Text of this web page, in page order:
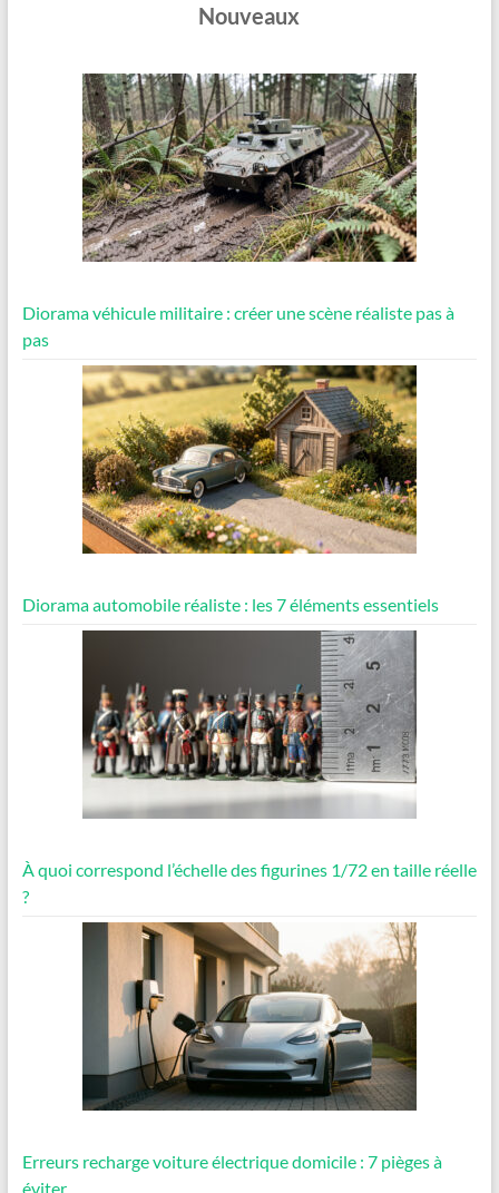
Nouveaux
Diorama véhicule militaire : créer une scène réaliste pas à
pas
Diorama automobile réaliste : les 7 éléments essentiels
À quoi correspond l’échelle des figurines 1/72 en taille réelle
?
Erreurs recharge voiture électrique domicile : 7 pièges à
éviter